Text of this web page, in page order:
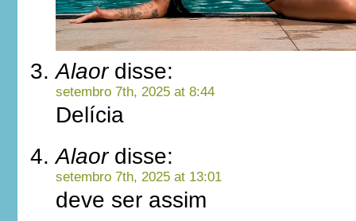
Alaordisse:
setembro 7th, 2025 at 8:44
Delícia
Alaordisse:
setembro 7th, 2025 at 13:01
deve ser assim